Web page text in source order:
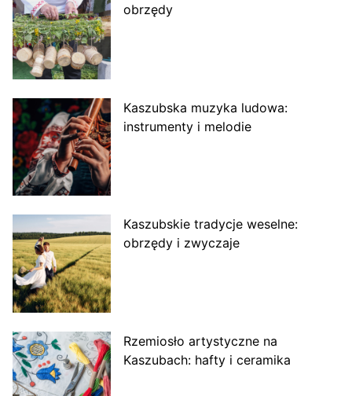
obrzędy
Kaszubska muzyka ludowa:
instrumenty i melodie
Kaszubskie tradycje weselne:
obrzędy i zwyczaje
Rzemiosło artystyczne na
Kaszubach: hafty i ceramika